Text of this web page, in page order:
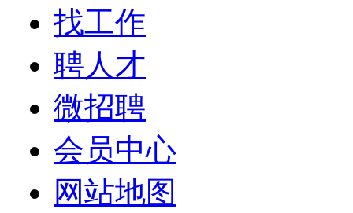
找工作
聘人才
微招聘
会员中心
网站地图